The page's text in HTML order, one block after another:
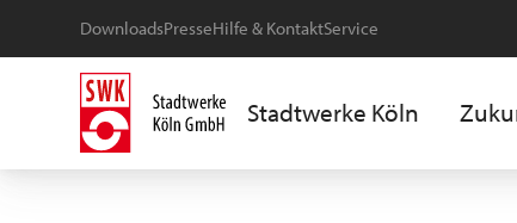
DownloadsPresseHilfe & KontaktService
Stadtwerke Köln